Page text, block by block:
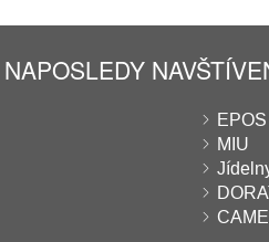
NAPOSLEDY
EPOS
MIU